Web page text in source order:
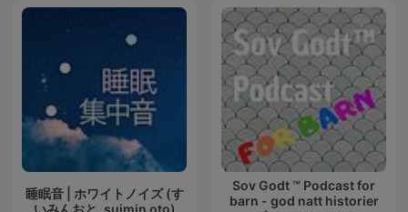
睡眠音 | ホワイトノイズ (す
いみんおと, suimin oto)
Sov Godt ™ Podcast for
barn - god natt historier